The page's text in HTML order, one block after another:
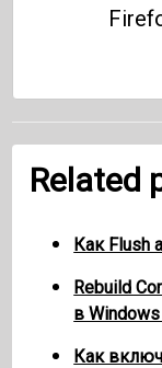
Related
Как Flush
Rebuild
в
Как